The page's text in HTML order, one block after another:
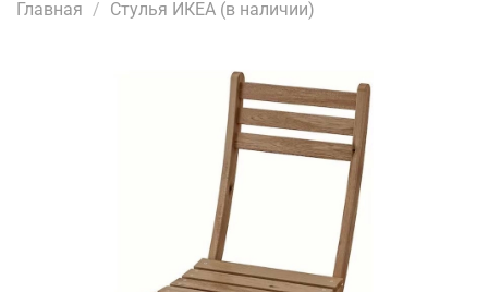
Главная Стулья ИКЕА (в наличии)